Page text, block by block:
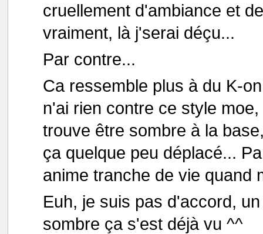
cruellement d'ambiance et
vraiment, là j'serai déçu...
Par contre...
Ca ressemble plus à du K-
n'ai rien contre ce style
trouve être sombre à la
ça quelque peu déplacé...
anime tranche de vie quand
Euh, je suis pas d'accord,
sombre ça s'est déjà vu ^^